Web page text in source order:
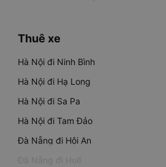
Thuê xe
Hà Nội đi Ninh Bình
Hà Nội đi Hạ Long
Hà Nội đi Sa Pa
Hà Nội đi Tam Đảo
Đà Nẵng đi Hội An
Đà Nẵng đi Huế